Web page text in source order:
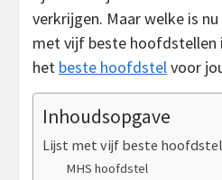
verkrijgen. Maar welke is
met vijf beste hoofdstellen
het beste hoofdstel voor
Inhoudsopgave
Lijst met vijf beste
MHS hoofdstel